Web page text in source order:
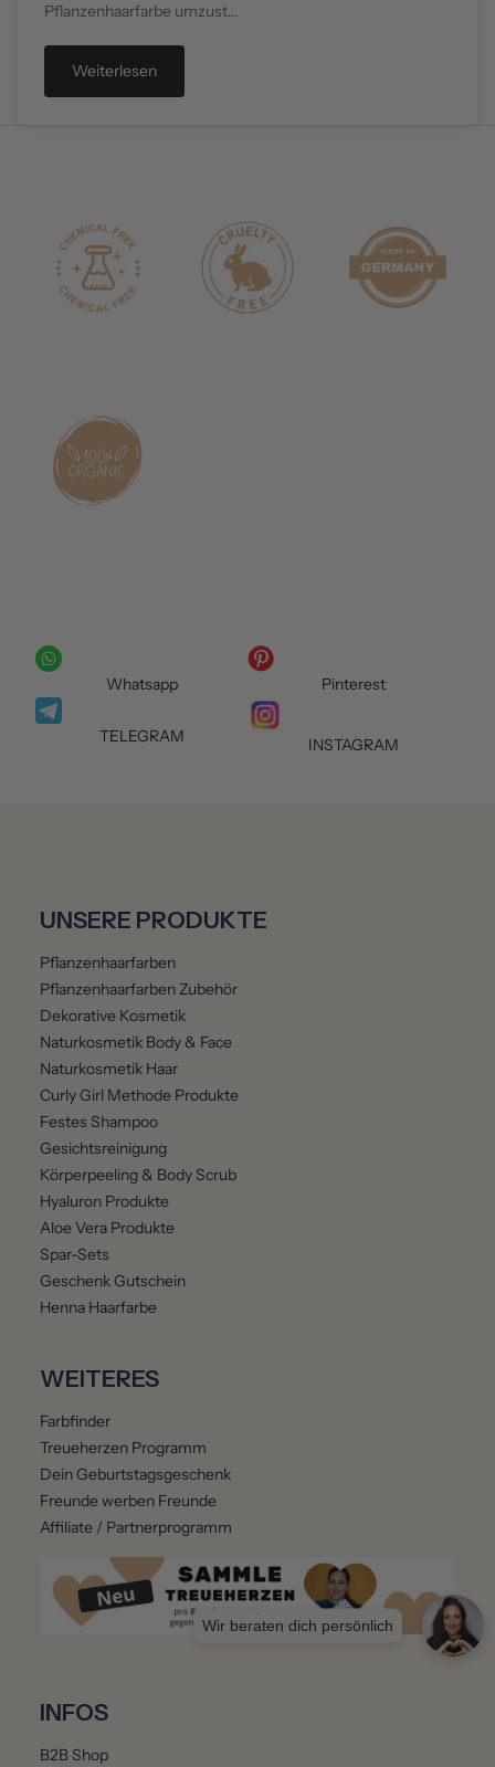
Pflanzenhaarfarbe umzust...
Weiterlesen
Whatsapp Pinterest
TELEGRAM INSTAGRAM
UNSERE PRODUKTE
Pflanzenhaarfarben
Pflanzenhaarfarben Zubehör
Dekorative Kosmetik
Naturkosmetik Body & Face
Naturkosmetik Haar
Curly Girl Methode Produkte
Festes Shampoo
Gesichtsreinigung
Körperpeeling & Body Scrub
Hyaluron Produkte
Aloe Vera Produkte
Spar-Sets
Geschenk Gutschein
Henna Haarfarbe
WEITERES
Farbfinder
Treueherzen Programm
Dein Geburtstagsgeschenk
Freunde werben Freunde
Affiliate / Partnerprogramm
INFOS
B2B Shop
Wir beraten dich persönlich